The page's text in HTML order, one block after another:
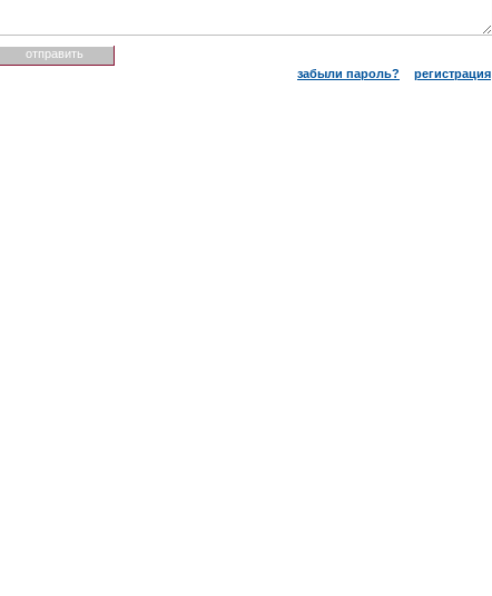
забыли пароль? регистрация